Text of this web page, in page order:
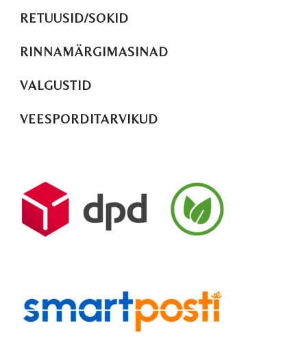
RETUUSID/SOKID
RINNAMÄRGIMASINAD
VALGUSTID
VEESPORDITARVIKUD